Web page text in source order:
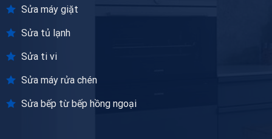
Sửa máy giặt
Sửa tủ lạnh
Sửa ti vi
Sửa máy rửa chén
Sửa bếp từ bếp hồng ngoại